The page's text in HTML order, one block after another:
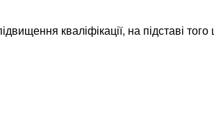
кваліфікації, на підставі